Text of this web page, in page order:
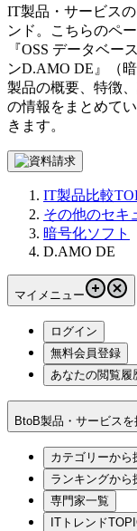
IT製品・サービス
ンド。こちらのペー
『OSS データベー
ンD.AMO DE 』（
製品の概要、特徴
の情報をまとめて
きます。
IT製品比較
その他のセキ
暗号化ソフト
D.AMO DE
マイメニュー
ログイン
無料会員登録
あなたの閲覧履
BtoB製品・サービスを
カテゴリーから
ランキングから
専門家一覧
ITトレンド